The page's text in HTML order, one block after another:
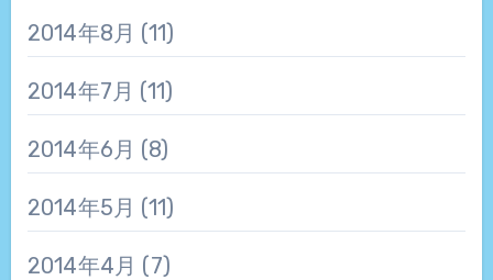
2014年8月 (11)
2014年7月 (11)
2014年6月 (8)
2014年5月 (11)
2014年4月 (7)